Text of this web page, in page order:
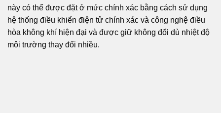
này có thể được đặt ở mức chính xác bằng cách sử dụng
hệ thống điều khiển điện tử chính xác và công nghệ điều
hòa không khí hiện đại và được giữ không đổi dù nhiệt độ
môi trường thay đổi nhiều.